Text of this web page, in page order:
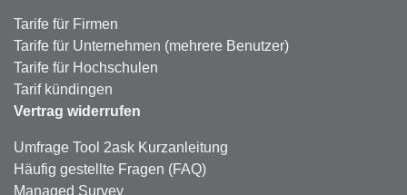
Tarife für Firmen
Tarife für Unternehmen (mehrere Benutzer)
Tarife für Hochschulen
Tarif kündingen
Vertrag widerrufen
Umfrage Tool 2ask Kurzanleitung
Häufig gestellte Fragen (FAQ)
Managed Survey